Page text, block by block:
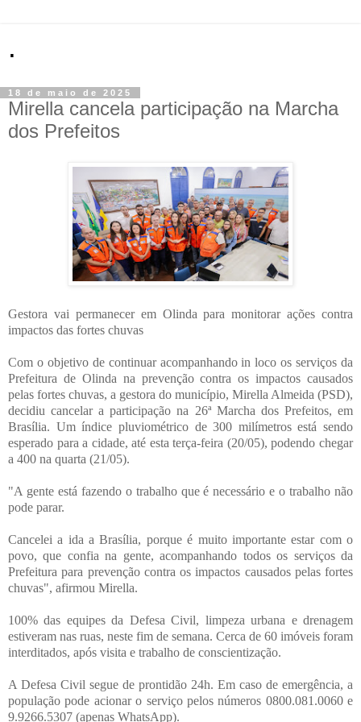
.
18 de maio de 2025
Mirella cancela participação na Marcha
dos Prefeitos
Gestora vai permanecer em Olinda para monitorar ações contra
impactos das fortes chuvas
Com o objetivo de continuar acompanhando in loco os serviços da
Prefeitura de Olinda na prevenção contra os impactos causados
pelas fortes chuvas, a gestora do município, Mirella Almeida (PSD),
decidiu cancelar a participação na 26ª Marcha dos Prefeitos, em
Brasília. Um índice pluviométrico de 300 milímetros está sendo
esperado para a cidade, até esta terça-feira (20/05), podendo chegar
a 400 na quarta (21/05).
"A gente está fazendo o trabalho que é necessário e o trabalho não
pode parar.
Cancelei a ida a Brasília, porque é muito importante estar com o
povo, que confia na gente, acompanhando todos os serviços da
Prefeitura para prevenção contra os impactos causados pelas fortes
chuvas", afirmou Mirella.
100% das equipes da Defesa Civil, limpeza urbana e drenagem
estiveram nas ruas, neste fim de semana. Cerca de 60 imóveis foram
interditados, após visita e trabalho de conscientização.
A Defesa Civil segue de prontidão 24h. Em caso de emergência, a
população pode acionar o serviço pelos números 0800.081.0060 e
9.9266.5307 (apenas WhatsApp).